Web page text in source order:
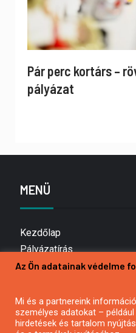
Pár perc kortárs –
pályázat
MENÜ
Kezdőlap
Pályázatírás
Bemutatkozás
Hírlevél feliratkozás
Impresszum
Az Ön adatainak védelme
Mi és a partnereink
személyes adatokat –
hirdetések és tartalom